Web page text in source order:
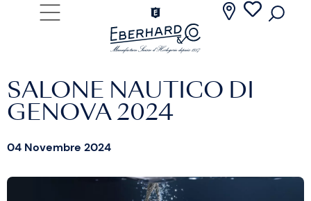
SALONE NAUTICO DI
GENOVA 2024
04 Novembre 2024